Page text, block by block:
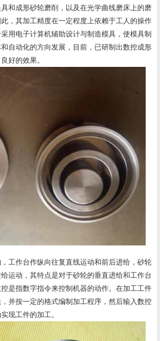
和成形砂轮磨削，以及在光学曲线磨床上的磨
，其加工精度在一定程度上依赖于工人的操作
用电子计算机辅助设计与制造模具，使模具制
自动化的方向发展，目前，已研制出数控成形
好的效果。
工作台作纵向往复直线运动和前后进给，砂轮
运动，其特点是对于砂轮的垂直进给和工作台
是指数字指令来控制机器的动作。在加工工件
并按一定的格式编制加工程序，然后输入数控
现工件的加工。